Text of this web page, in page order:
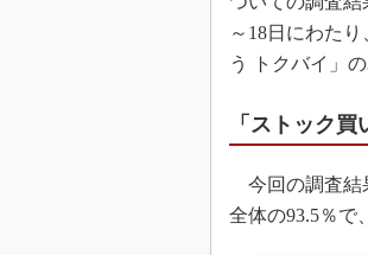
～18日にわた
う トクバイ」
「ストック
今回の調査結
全体の93.5％で